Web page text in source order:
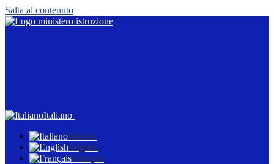
Salta al contenuto
Italiano
Italiano
English
Français